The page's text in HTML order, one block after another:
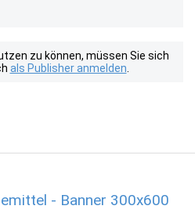
zu können, müssen Sie sich
als Publisher anmelden
- Banner 300x600